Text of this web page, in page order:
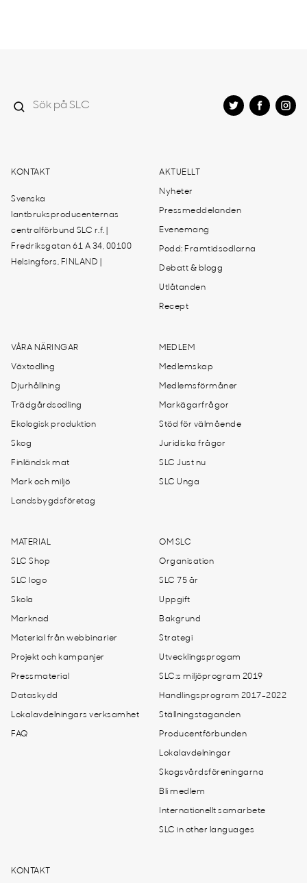
KONTAKT
Svenska
lantbruksproducenternas
centralförbund SLC r.f. |
Fredriksgatan 61 A 34, 00100
Helsingfors, FINLAND |
AKTUELLT
Nyheter
Pressmeddelanden
Evenemang
Podd: Framtidsodlarna
Debatt & blogg
Utlåtanden
Recept
VÅRA NÄRINGAR
Växtodling
Djurhållning
Trädgårdsodling
Ekologisk produktion
Skog
Finländsk mat
Mark och miljö
Landsbygdsföretag
MEDLEM
Medlemskap
Medlemsförmåner
Markägarfrågor
Stöd för välmående
Juridiska frågor
SLC Just nu
SLC Unga
MATERIAL
SLC Shop
SLC logo
Skola
Marknad
Material från webbinarier
Projekt och kampanjer
Pressmaterial
Dataskydd
Lokalavdelningars verksamhet
FAQ
OM SLC
Organisation
SLC 75 år
Uppgift
Bakgrund
Strategi
Utvecklingsprogam
SLC:s miljöprogram 2019
Handlingsprogram 2017-2022
Ställningstaganden
Producentförbunden
Lokalavdelningar
Skogsvårdsföreningarna
Bli medlem
Internationellt samarbete
SLC in other languages
KONTAKT